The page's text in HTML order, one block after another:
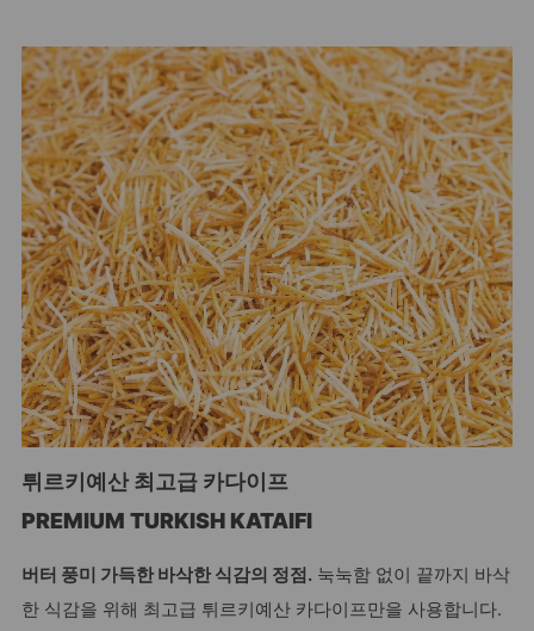
튀르키예산 최고급 카다이프
PREMIUM TURKISH KATAIFI
버터 풍미 가득한 바삭한 식감의 정점. 눅눅함 없이 끝까지 바삭
한 식감을 위해 최고급 튀르키예산 카다이프만을 사용합니다.